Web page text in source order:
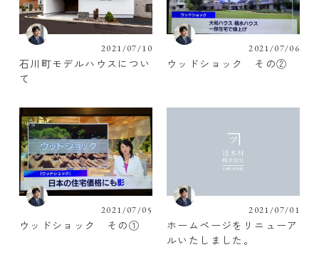
2021/07/10
石川町モデルハウスについ
て
2021/07/06
ウッドショック その②
2021/07/05
ウッドショック その①
2021/07/01
ホームページをリニューア
ルいたしました。